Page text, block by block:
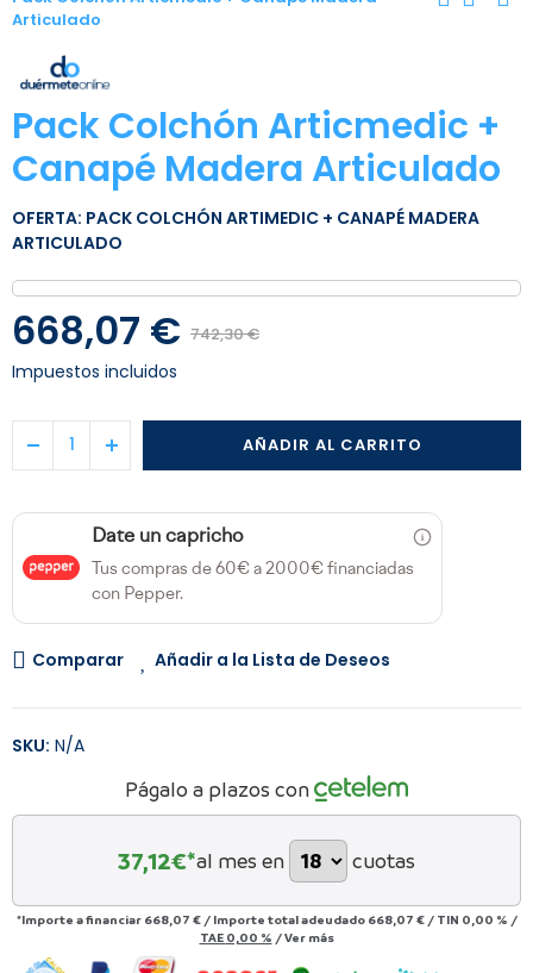
Articulado
Pack Colchón Articmedic +
Canapé Madera Articulado
OFERTA: PACK COLCHÓN ARTIMEDIC + CANAPÉ MADERA
ARTICULADO
668,07 € 742,30 €
Impuestos incluidos
AÑADIR AL CARRITO
Date un capricho
Tus compras de 60€ a 2000€ financiadas
con Pepper.
Comparar Añadir a la Lista de Deseos
SKU: N/A
Págalo a plazos con
37,12€*al mes en cuotas
*Importe a financiar 668,07 € / Importe total adeudado 668,07 €/ TIN 0,00 % /
TAE 0,00 % /Ver más